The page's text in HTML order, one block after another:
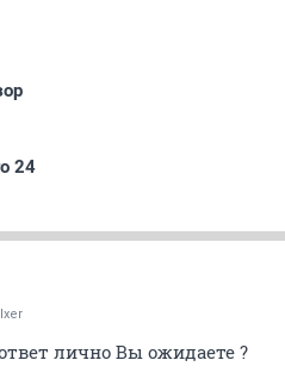
24
лично Вы ожидаете ?